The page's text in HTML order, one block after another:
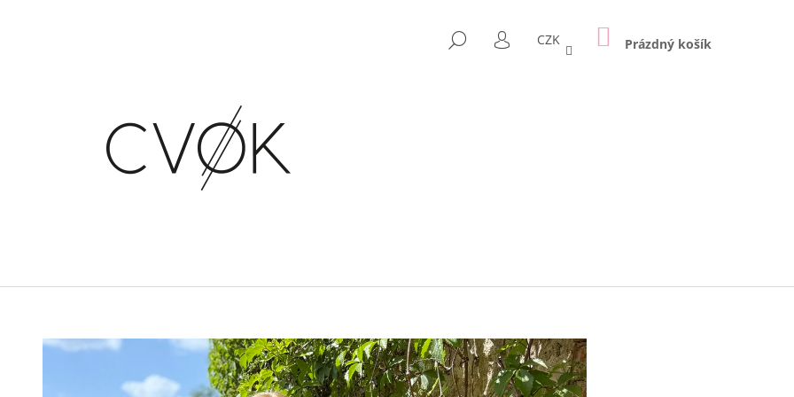
HLEDAT
PŘIHLÁŠENÍ
CZK NÁKUPNÍ
KOŠÍK
Prázdný košík
HLEDAT
MAXI ŠATY AFRODITA - SMETANA
KRAŤASY DARINKA